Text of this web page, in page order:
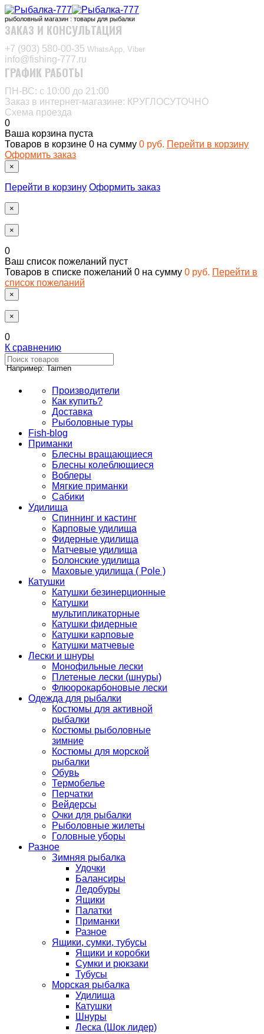
рыболовный магазин : товары для рыбалки
ЗАКАЗ И КОНСУЛЬТАЦИЯ
+7 (903) 580-00-35‬ WhatsApp, Viber
info@fishing-777.ru
ГРАФИК РАБОТЫ
ПН-ВС: с 10:00 до 21:00
Заказ в интернет-магазине: КРУГЛОСУТОЧНО
Схема проезда
0
Ваша корзина пуста
Товаров в корзине 0 на сумму 0 руб. Перейти в корзину
Оформить заказ
×
Перейти в корзину Оформить заказ
×
×
0
Ваш список пожеланий пуст
Товаров в списке пожеланий 0 на сумму 0 руб. Перейти в
список пожеланий
×
×
0
К сравнению
Например: Taimen
Производители
Как купить?
Доставка
Рыболовные туры
Fish-blog
Приманки
Блесны вращающиеся
Блесны колеблющиеся
Воблеры
Мягкие приманки
Сабики
Удилища
Спиннинг и кастинг
Карповые удилища
Фидерные удилища
Матчевые удилища
Болонские удилища
Маховые удилища ( Pole )
Катушки
Катушки безинерционные
Катушки
мультипликаторные
Катушки фидерные
Катушки карповые
Катушки матчевые
Лески и шнуры
Монофильные лески
Плетеные лески (шнуры)
Флюорокарбоновые лески
Одежда для рыбалки
Костюмы для активной
рыбалки
Костюмы рыболовные
зимние
Костюмы для морской
рыбалки
Обувь
Термобелье
Перчатки
Вейдерсы
Очки для рыбалки
Рыболовные жилеты
Головные уборы
Разное
Зимняя рыбалка
Удочки
Балансиры
Ледобуры
Ящики
Палатки
Приманки
Разное
Ящики, сумки, тубусы
Ящики и коробки
Сумки и рюкзаки
Тубусы
Морская рыбалка
Удилища
Катушки
Шнуры
Леска (Шок лидер)